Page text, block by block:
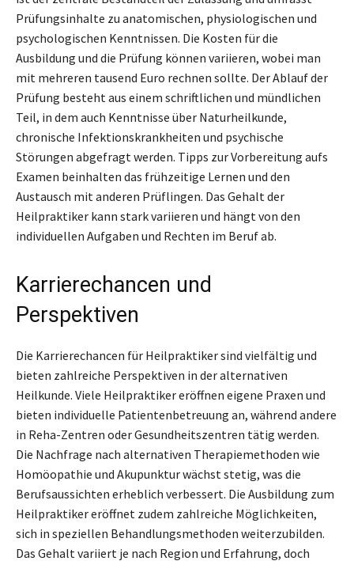
Prüfungsinhalte zu anatomischen, physiologischen und
psychologischen Kenntnissen. Die Kosten für die
Ausbildung und die Prüfung können variieren, wobei man
mit mehreren tausend Euro rechnen sollte. Der Ablauf der
Prüfung besteht aus einem schriftlichen und mündlichen
Teil, in dem auch Kenntnisse über Naturheilkunde,
chronische Infektionskrankheiten und psychische
Störungen abgefragt werden. Tipps zur Vorbereitung aufs
Examen beinhalten das frühzeitige Lernen und den
Austausch mit anderen Prüflingen. Das Gehalt der
Heilpraktiker kann stark variieren und hängt von den
individuellen Aufgaben und Rechten im Beruf ab.
Karrierechancen und
Perspektiven
Die Karrierechancen für Heilpraktiker sind vielfältig und
bieten zahlreiche Perspektiven in der alternativen
Heilkunde. Viele Heilpraktiker eröffnen eigene Praxen und
bieten individuelle Patientenbetreuung an, während andere
in Reha-Zentren oder Gesundheitszentren tätig werden.
Die Nachfrage nach alternativen Therapiemethoden wie
Homöopathie und Akupunktur wächst stetig, was die
Berufsaussichten erheblich verbessert. Die Ausbildung zum
Heilpraktiker eröffnet zudem zahlreiche Möglichkeiten,
sich in speziellen Behandlungsmethoden weiterzubilden.
Das Gehalt variiert je nach Region und Erfahrung, doch